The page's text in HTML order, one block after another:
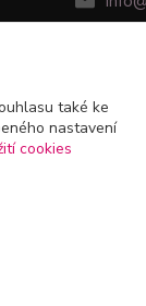
také ke
nastavení
cookies